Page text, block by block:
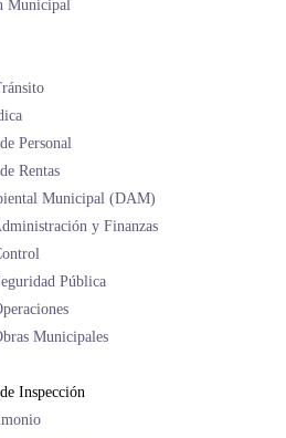
Municipal
Personal
Rentas
Municipal (DAM)
y Finanzas
Pública
Municipales
Inspección